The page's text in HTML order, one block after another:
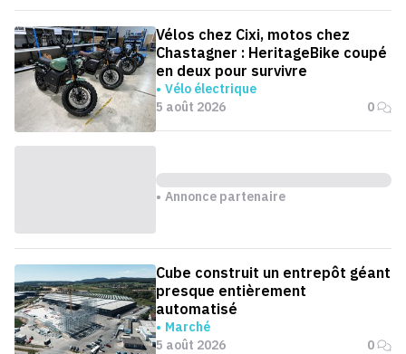
Vélos chez Cixi, motos chez
Chastagner : HeritageBike coupé
en deux pour survivre
Vélo électrique
5 août 2026
0
Annonce partenaire
Cube construit un entrepôt géant
presque entièrement
automatisé
Marché
5 août 2026
0